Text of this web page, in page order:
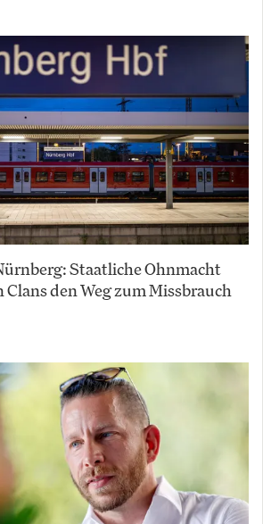
Staatliche Ohnmacht
den Weg zum Missbrauch